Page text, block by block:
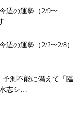
週の運勢（2/9〜
週の運勢（2/2〜2/8）
予測不能に備えて「臨
志シ…